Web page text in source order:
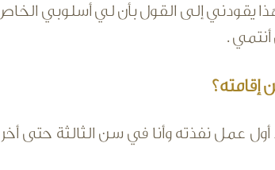
يقودني إلى القول بأن لي أسلوبي
.
إقامته؟
عمل نفذته وأنا في سن الثالثة حتى